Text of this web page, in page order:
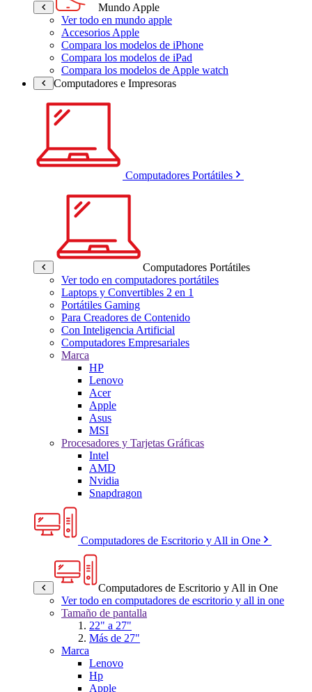
Mundo Apple
Ver todo en mundo apple
Accesorios Apple
Compara los modelos de iPhone
Compara los modelos de iPad
Compara los modelos de Apple watch
Computadores e Impresoras
Computadores Portátiles
Computadores Portátiles
Ver todo en computadores portátiles
Laptops y Convertibles 2 en 1
Portátiles Gaming
Para Creadores de Contenido
Con Inteligencia Artificial
Computadores Empresariales
Marca
HP
Lenovo
Acer
Apple
Asus
MSI
Procesadores y Tarjetas Gráficas
Intel
AMD
Nvidia
Snapdragon
Computadores de Escritorio y All in One
Computadores de Escritorio y All in One
Ver todo en computadores de escritorio y all in one
Tamaño de pantalla
22" a 27"
Más de 27"
Marca
Lenovo
Hp
Apple